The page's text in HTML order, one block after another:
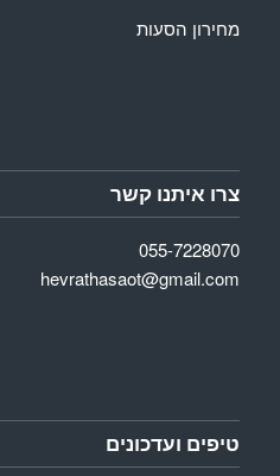
מחירון הסעות
צרו איתנו קשר
055-7228070
hevrathasaot@gmail.com
טיפים ועדכונים